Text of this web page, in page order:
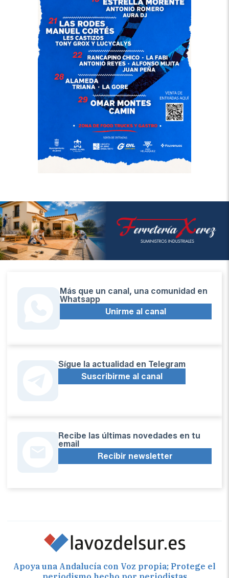
Más que un canal, una comunidad en
Whatsapp
Unirme al canal
Sígue la actualidad en Telegram
Suscribirme al canal
Recibe las últimas novedades en tu
email
Recibir newsletter
Apoya una Andalucía con Voz propia; Protege el